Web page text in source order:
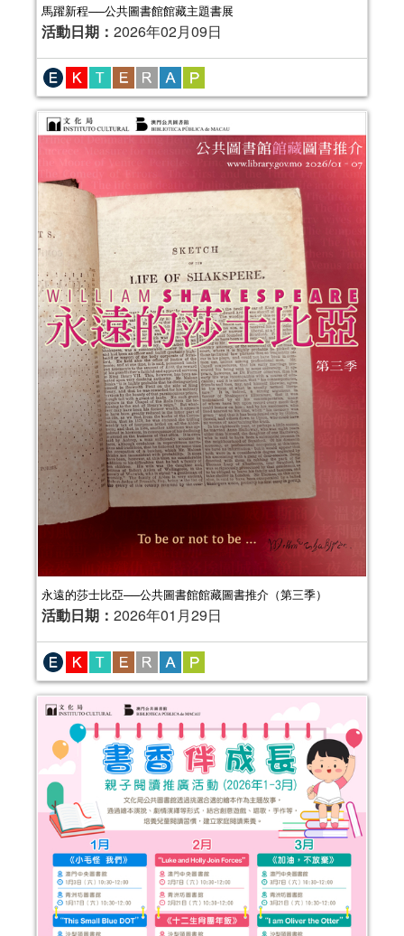
馬躍新程──公共圖書館館藏主題書展
活動日期： 2026年02月09日
永遠的莎士比亞──公共圖書館館藏圖書推介（第三季）
活動日期： 2026年01月29日